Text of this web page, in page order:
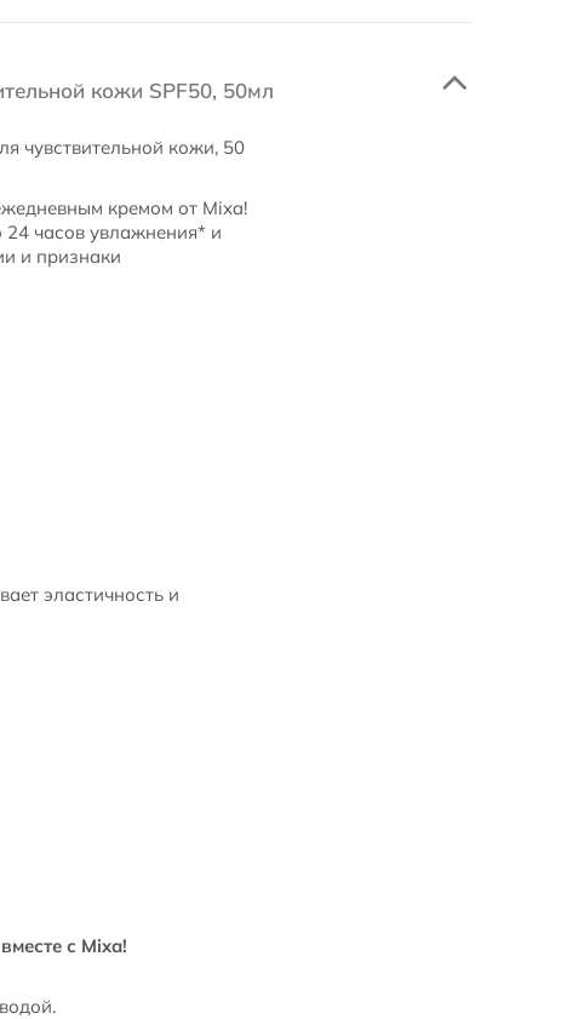
кожи SPF50, 50мл
чувствительной кожи, 50
кремом от Mixa!
24 часов увлажнения* и
и признаки
эластичность и
с Mixa!